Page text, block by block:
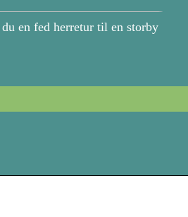
du en fed herretur til en storby